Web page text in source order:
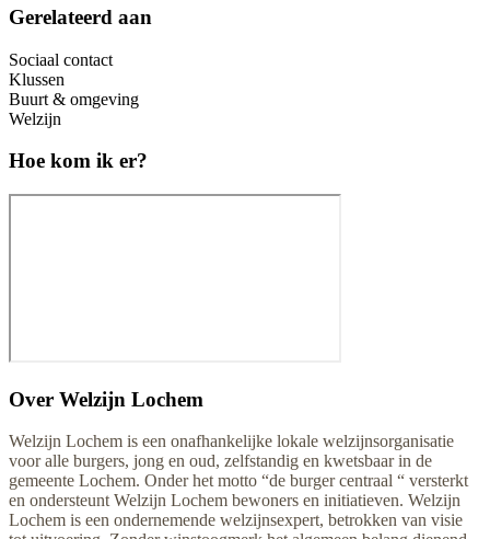
Gerelateerd aan
Sociaal contact
Klussen
Buurt & omgeving
Welzijn
Hoe kom ik er?
Over Welzijn Lochem
Welzijn Lochem is een onafhankelijke lokale welzijnsorganisatie
voor alle burgers, jong en oud, zelfstandig en kwetsbaar in de
gemeente Lochem. Onder het motto “de burger centraal “ versterkt
en ondersteunt Welzijn Lochem bewoners en initiatieven. Welzijn
Lochem is een ondernemende welzijnsexpert, betrokken van visie